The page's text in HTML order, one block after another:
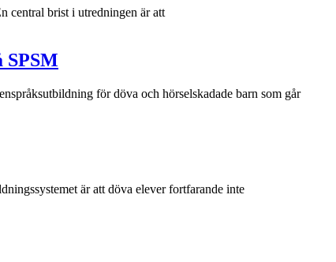
central brist i utredningen är att
SPSM
för döva och hörselskadade barn som går
är att döva elever fortfarande inte